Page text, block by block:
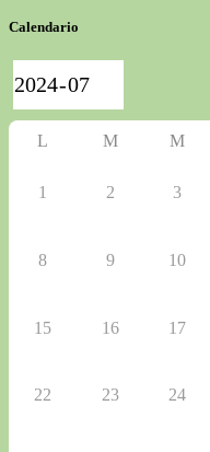
Calendario
L M M
1 2 3
8 9 10
15 16 17
22 23 24